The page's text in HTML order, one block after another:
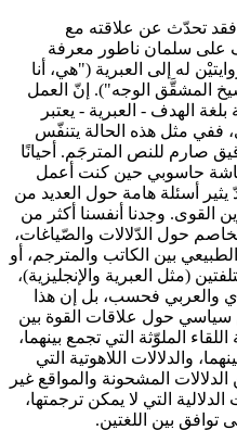
فقد تحدّث عن علاقته مع
على سلمان ناطور معرفة
له إلى العبرية ("هي، أنا
المشقَّق الوجه"). إنّ العمل
الهدف - العبرية - يعتبر
ففي مثل هذه الحالة يتنفّس
صارم للنص المترجَم. أحيانًا
حاسوبي حين كنت أعمل
أسئلة هامة حول العديد من
القوى. وجدنا أنفسنا أكثر من
حول الدّلالات والصّياغات،
بين الكاتب والمترجم، أو
(مثل العبرية والإنجليزية)،
والعربي فحسب، بل إن هذا
سياسي حول علاقات القوة بين
الملوّثة التي تجمع بينهما،
والدلالات اللاهوتية التي
المشحونة والمواقع غير
التي لا يمكن ترجمتها،
توافق بين اللغتين.